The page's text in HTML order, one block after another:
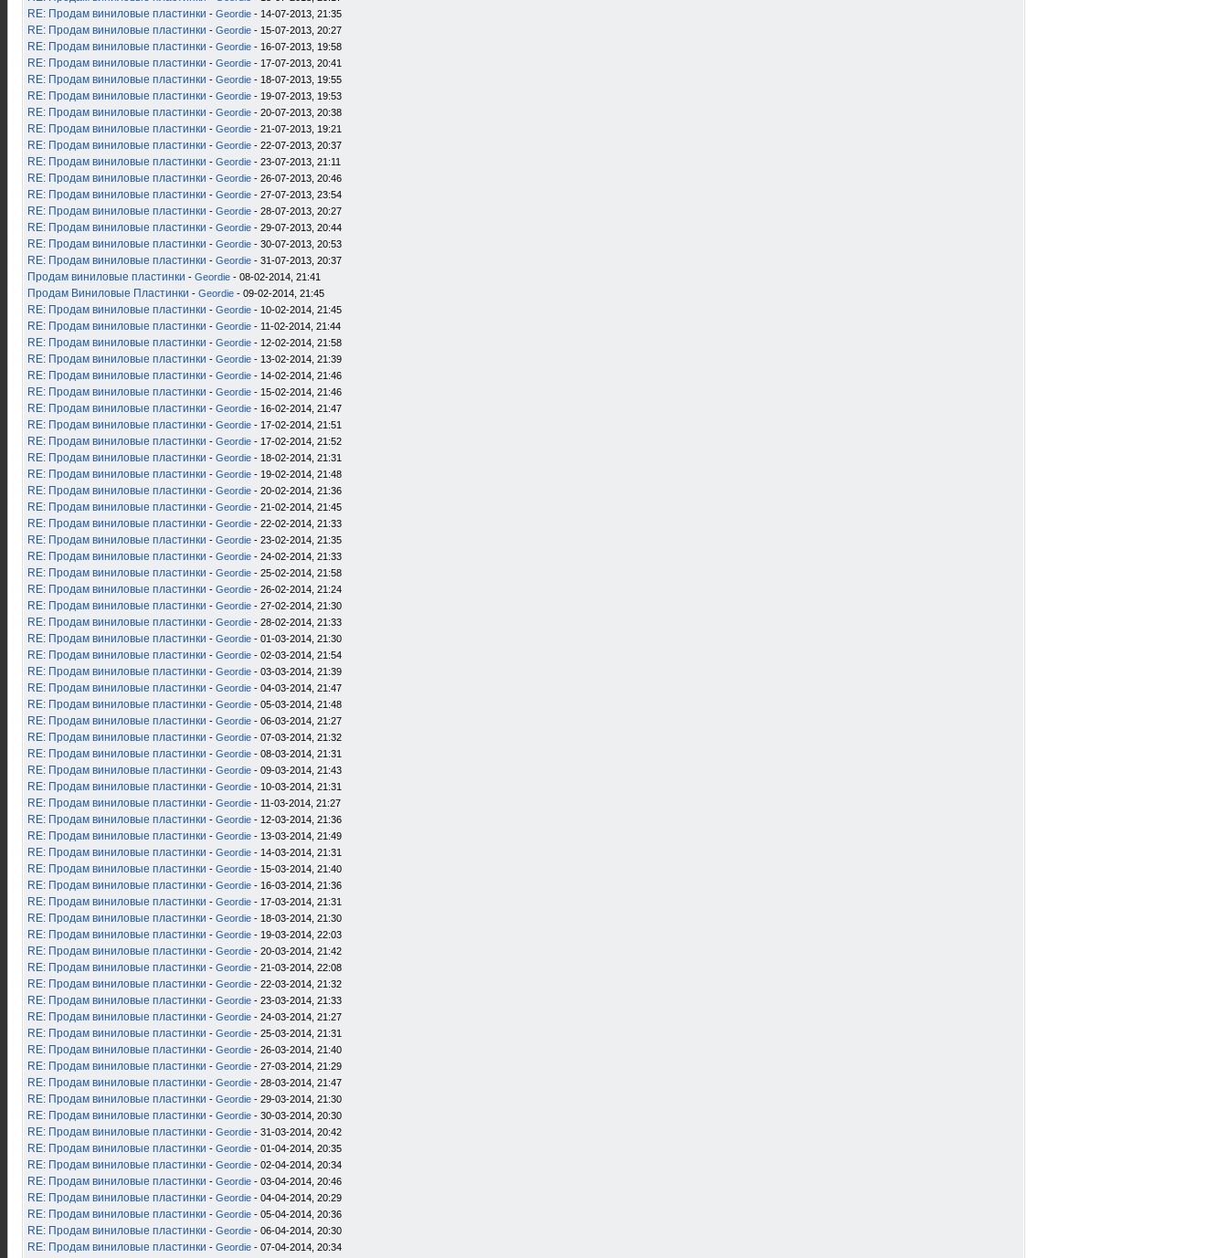
RE: Продам виниловые пластинки - Geordie - 14-07-2013, 21:35
RE: Продам виниловые пластинки - Geordie - 15-07-2013, 20:27
RE: Продам виниловые пластинки - Geordie - 16-07-2013, 19:58
RE: Продам виниловые пластинки - Geordie - 17-07-2013, 20:41
RE: Продам виниловые пластинки - Geordie - 18-07-2013, 19:55
RE: Продам виниловые пластинки - Geordie - 19-07-2013, 19:53
RE: Продам виниловые пластинки - Geordie - 20-07-2013, 20:38
RE: Продам виниловые пластинки - Geordie - 21-07-2013, 19:21
RE: Продам виниловые пластинки - Geordie - 22-07-2013, 20:37
RE: Продам виниловые пластинки - Geordie - 23-07-2013, 21:11
RE: Продам виниловые пластинки - Geordie - 26-07-2013, 20:46
RE: Продам виниловые пластинки - Geordie - 27-07-2013, 23:54
RE: Продам виниловые пластинки - Geordie - 28-07-2013, 20:27
RE: Продам виниловые пластинки - Geordie - 29-07-2013, 20:44
RE: Продам виниловые пластинки - Geordie - 30-07-2013, 20:53
RE: Продам виниловые пластинки - Geordie - 31-07-2013, 20:37
Продам виниловые пластинки - Geordie - 08-02-2014, 21:41
Продам Виниловые Пластинки - Geordie - 09-02-2014, 21:45
RE: Продам виниловые пластинки - Geordie - 10-02-2014, 21:45
RE: Продам виниловые пластинки - Geordie - 11-02-2014, 21:44
RE: Продам виниловые пластинки - Geordie - 12-02-2014, 21:58
RE: Продам виниловые пластинки - Geordie - 13-02-2014, 21:39
RE: Продам виниловые пластинки - Geordie - 14-02-2014, 21:46
RE: Продам виниловые пластинки - Geordie - 15-02-2014, 21:46
RE: Продам виниловые пластинки - Geordie - 16-02-2014, 21:47
RE: Продам виниловые пластинки - Geordie - 17-02-2014, 21:51
RE: Продам виниловые пластинки - Geordie - 17-02-2014, 21:52
RE: Продам виниловые пластинки - Geordie - 18-02-2014, 21:31
RE: Продам виниловые пластинки - Geordie - 19-02-2014, 21:48
RE: Продам виниловые пластинки - Geordie - 20-02-2014, 21:36
RE: Продам виниловые пластинки - Geordie - 21-02-2014, 21:45
RE: Продам виниловые пластинки - Geordie - 22-02-2014, 21:33
RE: Продам виниловые пластинки - Geordie - 23-02-2014, 21:35
RE: Продам виниловые пластинки - Geordie - 24-02-2014, 21:33
RE: Продам виниловые пластинки - Geordie - 25-02-2014, 21:58
RE: Продам виниловые пластинки - Geordie - 26-02-2014, 21:24
RE: Продам виниловые пластинки - Geordie - 27-02-2014, 21:30
RE: Продам виниловые пластинки - Geordie - 28-02-2014, 21:33
RE: Продам виниловые пластинки - Geordie - 01-03-2014, 21:30
RE: Продам виниловые пластинки - Geordie - 02-03-2014, 21:54
RE: Продам виниловые пластинки - Geordie - 03-03-2014, 21:39
RE: Продам виниловые пластинки - Geordie - 04-03-2014, 21:47
RE: Продам виниловые пластинки - Geordie - 05-03-2014, 21:48
RE: Продам виниловые пластинки - Geordie - 06-03-2014, 21:27
RE: Продам виниловые пластинки - Geordie - 07-03-2014, 21:32
RE: Продам виниловые пластинки - Geordie - 08-03-2014, 21:31
RE: Продам виниловые пластинки - Geordie - 09-03-2014, 21:43
RE: Продам виниловые пластинки - Geordie - 10-03-2014, 21:31
RE: Продам виниловые пластинки - Geordie - 11-03-2014, 21:27
RE: Продам виниловые пластинки - Geordie - 12-03-2014, 21:36
RE: Продам виниловые пластинки - Geordie - 13-03-2014, 21:49
RE: Продам виниловые пластинки - Geordie - 14-03-2014, 21:31
RE: Продам виниловые пластинки - Geordie - 15-03-2014, 21:40
RE: Продам виниловые пластинки - Geordie - 16-03-2014, 21:36
RE: Продам виниловые пластинки - Geordie - 17-03-2014, 21:31
RE: Продам виниловые пластинки - Geordie - 18-03-2014, 21:30
RE: Продам виниловые пластинки - Geordie - 19-03-2014, 22:03
RE: Продам виниловые пластинки - Geordie - 20-03-2014, 21:42
RE: Продам виниловые пластинки - Geordie - 21-03-2014, 22:08
RE: Продам виниловые пластинки - Geordie - 22-03-2014, 21:32
RE: Продам виниловые пластинки - Geordie - 23-03-2014, 21:33
RE: Продам виниловые пластинки - Geordie - 24-03-2014, 21:27
RE: Продам виниловые пластинки - Geordie - 25-03-2014, 21:31
RE: Продам виниловые пластинки - Geordie - 26-03-2014, 21:40
RE: Продам виниловые пластинки - Geordie - 27-03-2014, 21:29
RE: Продам виниловые пластинки - Geordie - 28-03-2014, 21:47
RE: Продам виниловые пластинки - Geordie - 29-03-2014, 21:30
RE: Продам виниловые пластинки - Geordie - 30-03-2014, 20:30
RE: Продам виниловые пластинки - Geordie - 31-03-2014, 20:42
RE: Продам виниловые пластинки - Geordie - 01-04-2014, 20:35
RE: Продам виниловые пластинки - Geordie - 02-04-2014, 20:34
RE: Продам виниловые пластинки - Geordie - 03-04-2014, 20:46
RE: Продам виниловые пластинки - Geordie - 04-04-2014, 20:29
RE: Продам виниловые пластинки - Geordie - 05-04-2014, 20:36
RE: Продам виниловые пластинки - Geordie - 06-04-2014, 20:30
RE: Продам виниловые пластинки - Geordie - 07-04-2014, 20:34